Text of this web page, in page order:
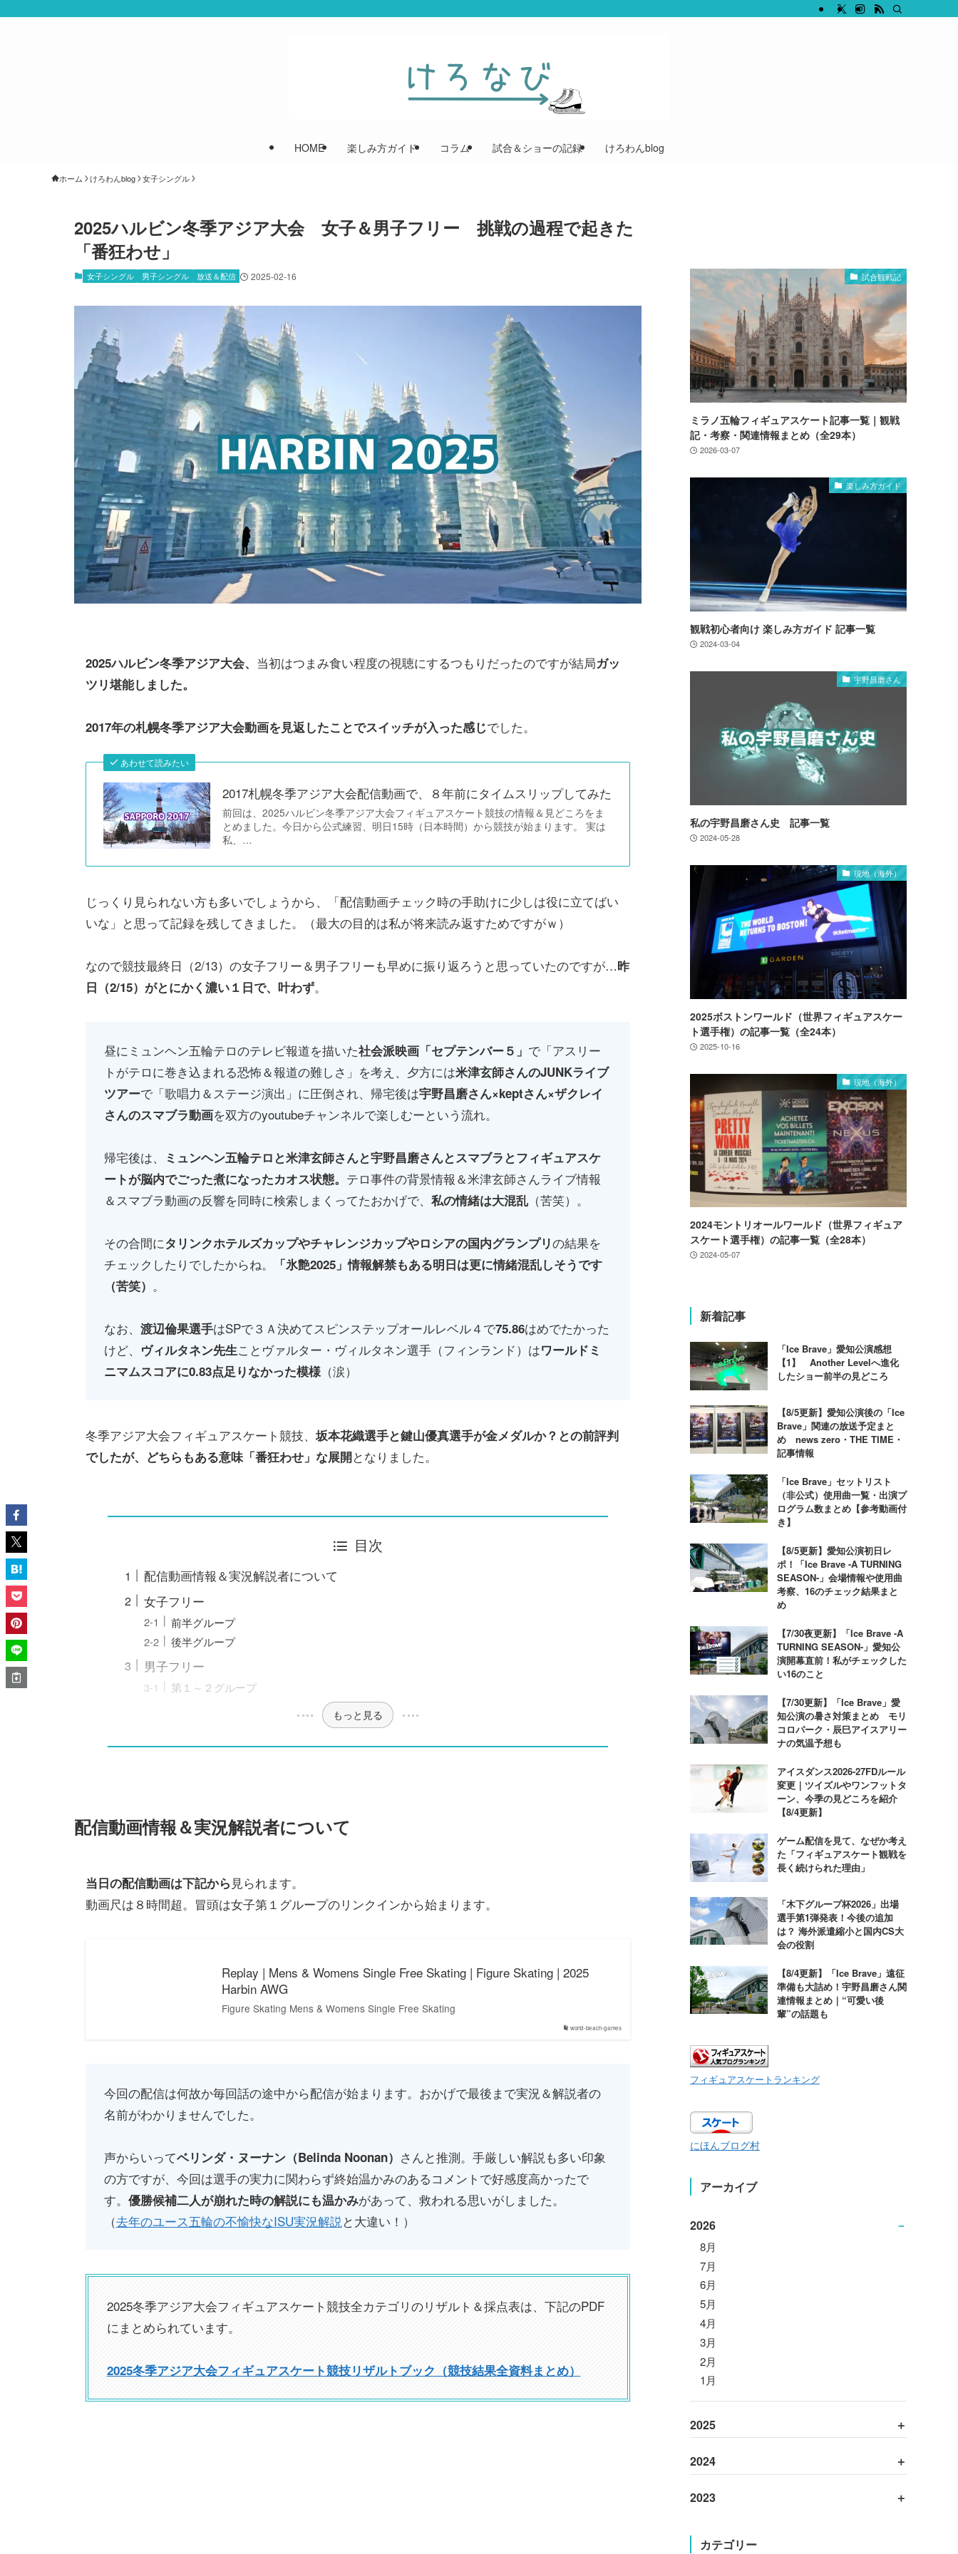
HOME 楽しみ方ガイド コラム 試合＆ショーの記録 けろわんblog
ホーム けろわんblog 女子シングル
2025ハルビン冬季アジア大会 女子＆男子フリー 挑戦の過程で起きた
「番狂わせ」
女子シングル 男子シングル 放送＆配信 2025-02-16
2025ハルビン冬季アジア大会、 当初はつまみ食い程度の視聴にするつもりだったのですが結局ガッ
ツリ堪能しました。
2017年の札幌冬季アジア大会動画を見返したことでスイッチが入った感じでした。
あわせて読みたい
2017札幌冬季アジア大会配信動画で、８年前にタイムスリップしてみた
前回は、2025ハルビン冬季アジア大会フィギュアスケート競技の情報＆見どころをま
とめました。今日から公式練習、明日15時（日本時間）から競技が始まります。 実は
私、…
じっくり見られない方も多いでしょうから、「配信動画チェック時の手助けに少しは役に立てばい
いな」と思って記録を残してきました。（最大の目的は私が将来読み返すためですがｗ）
なので競技最終日（2/13）の女子フリー＆男子フリーも早めに振り返ろうと思っていたのですが…昨
日（2/15）がとにかく濃い１日で、叶わず。
昼にミュンヘン五輪テロのテレビ報道を描いた社会派映画「セプテンバー５」 で「アスリー
トがテロに巻き込まれる恐怖＆報道の難しさ」を考え、夕方には米津玄師さんのJUNKライブ
ツアーで「歌唱力＆ステージ演出」に圧倒され、帰宅後は宇野昌磨さん×keptさん×ザクレイ
さんのスマブラ動画を双方のyoutubeチャンネルで楽しむーという流れ。
帰宅後は、
ミュンヘン五輪テロと米津玄師さんと宇野昌磨さんとスマブラとフィギュアスケ
ートが脳内でごった煮になったカオス状態。 テロ事件の背景情報＆米津玄師さんライブ情報
＆スマブラ動画の反響を同時に検索しまくってたおかげで、 私の情緒は大混乱（苦笑）。
その合間にタリンクホテルズカップやチャレンジカップやロシアの国内グランプリの結果を
チェックしたりでしたからね。
「氷艶2025」情報解禁もある明日は更に情緒混乱しそうです
（苦笑） 。
なお、 渡辺倫果選手はSPで３Ａ決めてスピンステップオールレベル４で75.86はめでたかった
けど、
ヴィルタネン先生ことヴァルター・ヴィルタネン選手（フィンランド）はワールドミ
ニマムスコアに0.83点足りなかった模様（涙）
冬季アジア大会フィギュアスケート競技、 坂本花織選手と鍵山優真選手が金メダルか？との前評判
でしたが、どちらもある意味「番狂わせ」な展開となりました。
目次
配信動画情報＆実況解説者について
女子フリー
前半グループ
後半グループ
男子フリー
第１～２グループ
もっと見る
配信動画情報＆実況解説者について
当日の配信動画は下記から 見られます。
動画尺は８時間超。冒頭は女子第１グループのリンクインから始まります。
world-beach-games
Replay | Mens & Womens Single Free Skating | Figure Skating | 2025
Harbin AWG
Figure Skating Mens & Womens Single Free Skating
今回の配信は何故か毎回話の途中から配信が始まります。おかげで最後まで実況＆解説者の
名前がわかりませんでした。
声からいってベリンダ・ヌーナン（Belinda Noonan） さんと推測。手厳しい解説も多い印象
の方ですが、今回は選手の実力に関わらず終始温かみのあるコメントで好感度高かったで
す。 優勝候補二人が崩れた時の解説にも温かみがあって、救われる思いがしました。
（去年のユース五輪の不愉快なISU実況解説 と大違い！）
2025冬季アジア大会フィギュアスケート競技全カテゴリのリザルト＆採点表は、下記のPDF
にまとめられています。
2025冬季アジア大会フィギュアスケート競技リザルトブック（競技結果全資料まとめ）
試合観戦記
ミラノ五輪フィギュアスケート記事一覧｜観戦
記・考察・関連情報まとめ（全29本）
2026-03-07
楽しみ方ガイド
観戦初心者向け 楽しみ方ガイド 記事一覧
2024-03-04
宇野昌磨さん
私の宇野昌磨さん史 記事一覧
2024-05-28
現地（海外）
2025ボストンワールド（世界フィギュアスケー
ト選手権）の記事一覧（全24本）
2025-10-16
現地（海外）
2024モントリオールワールド（世界フィギュア
スケート選手権）の記事一覧（全28本）
2024-05-07
新着記事
「Ice Brave」愛知公演感想
【1】 Another Levelへ進化
したショー前半の見どころ
【8/5更新】愛知公演後の「Ice
Brave」関連の放送予定まと
め news zero・THE TIME・
記事情報
「Ice Brave」セットリスト
（非公式）使用曲一覧・出演プ
ログラム数まとめ【参考動画付
き】
【8/5更新】愛知公演初日レ
ポ！「Ice Brave -A TURNING
SEASON-」会場情報や使用曲
考察、16のチェック結果まと
め
【7/30夜更新】「Ice Brave -A
TURNING SEASON-」愛知公
演開幕直前！私がチェックした
い16のこと
【7/30更新】「Ice Brave」愛
知公演の暑さ対策まとめ モリ
コロパーク・辰巳アイスアリー
ナの気温予想も
アイスダンス2026-27FDルール
変更｜ツイズルやワンフットタ
ーン、今季の見どころを紹介
【8/4更新】
ゲーム配信を見て、なぜか考え
た「フィギュアスケート観戦を
長く続けられた理由」
「木下グループ杯2026」出場
選手第1弾発表！今後の追加
は？ 海外派遣縮小と国内CS大
会の役割
【8/4更新】「Ice Brave」遠征
準備も大詰め！宇野昌磨さん関
連情報まとめ｜“可愛い後
輩”の話題も
フィギュアスケートランキング
にほんブログ村
アーカイブ
2026
8月
7月
6月
5月
4月
3月
2月
1月
2025
2024
2023
カテゴリー